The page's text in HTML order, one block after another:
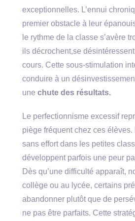
exceptionnelles. L’ennui
premier obstacle à leur
le rythme de la classe s’avère
ils décrochent,se
cours. Cette sous-stimulation
conduire à un
une chute des résultats.
Le perfectionnisme excessif
piège fréquent chez ces
sans effort dans les petites
développent parfois une peur
Dès qu’une difficulté apparaît,
collège ou au lycée, certains
abandonner plutôt que de
ne pas être parfaits. Cette